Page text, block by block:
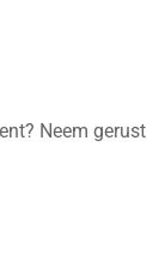
Neem gerust